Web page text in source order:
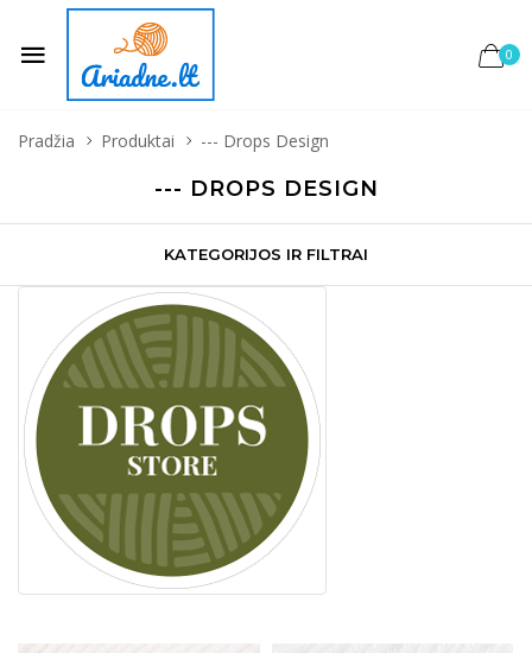
0
Pradžia Produktai --- Drops Design
--- DROPS DESIGN
KATEGORIJOS IR FILTRAI